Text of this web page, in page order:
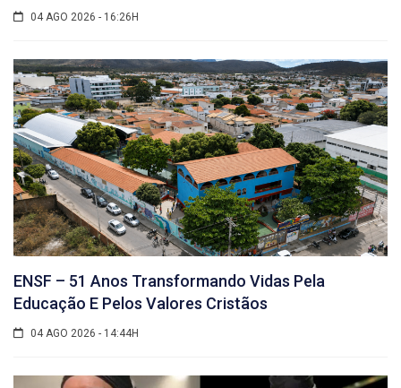
04 AGO 2026 - 16:26H
ENSF – 51 Anos Transformando Vidas Pela
Educação E Pelos Valores Cristãos
04 AGO 2026 - 14:44H